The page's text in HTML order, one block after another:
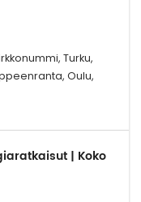
Turku,
Oulu,
| Koko